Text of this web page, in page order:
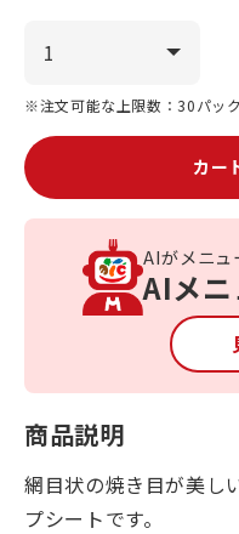
※注文可能な上限数：30パック
カー
AIがメニュ
AIメ
商品説明
網目状の焼き目が美し
プシートです。